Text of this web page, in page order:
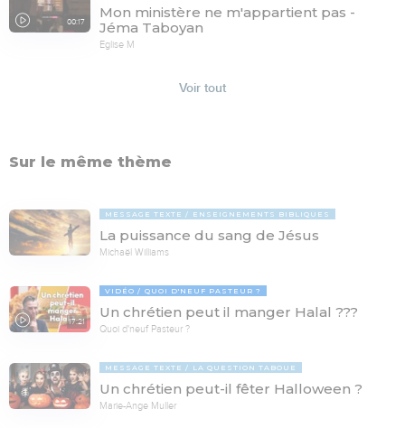
00:17
Mon ministère ne m'appartient pas -
Jéma Taboyan
Eglise M
Voir tout
Sur le même thème
MESSAGE TEXTE ENSEIGNEMENTS BIBLIQUES
La puissance du sang de Jésus
Michaël Williams
17:21
VIDÉO QUOI D'NEUF PASTEUR ?
Un chrétien peut il manger Halal ???
Quoi d'neuf Pasteur ?
MESSAGE TEXTE LA QUESTION TABOUE
Un chrétien peut-il fêter Halloween ?
Marie-Ange Muller